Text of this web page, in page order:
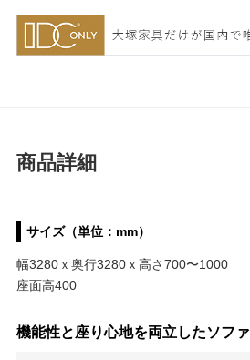
商品詳細
サイズ（単位：mm）
幅3280ｘ奥行3280ｘ高さ700〜1000
座面高400
機能性と座り心地を両立したソファ